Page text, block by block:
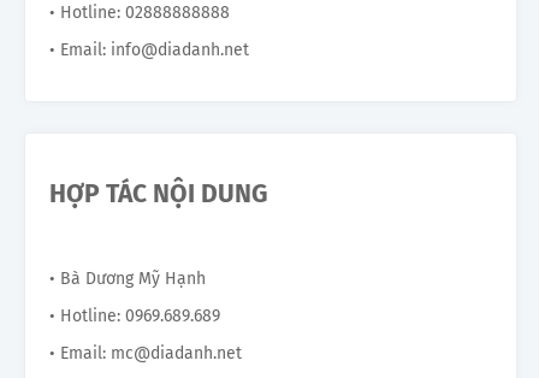
• Hotline: 02888888888
• Email: info@diadanh.net
HỢP TÁC NỘI DUNG
• Bà Dương Mỹ Hạnh
• Hotline: 0969.689.689
• Email: mc@diadanh.net